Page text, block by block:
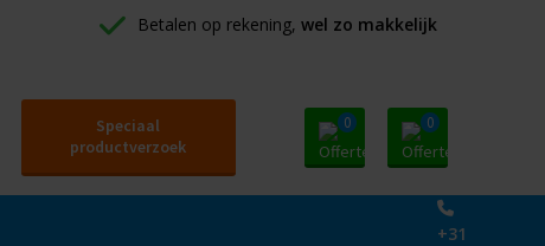
Betalen op rekening, wel zo makkelijk
Speciaal
productverzoek
0 0
+31